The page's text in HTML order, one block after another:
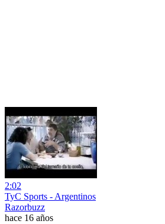
2:02
TyC Sports - Argentinos
Razorbuzz
hace 16 años